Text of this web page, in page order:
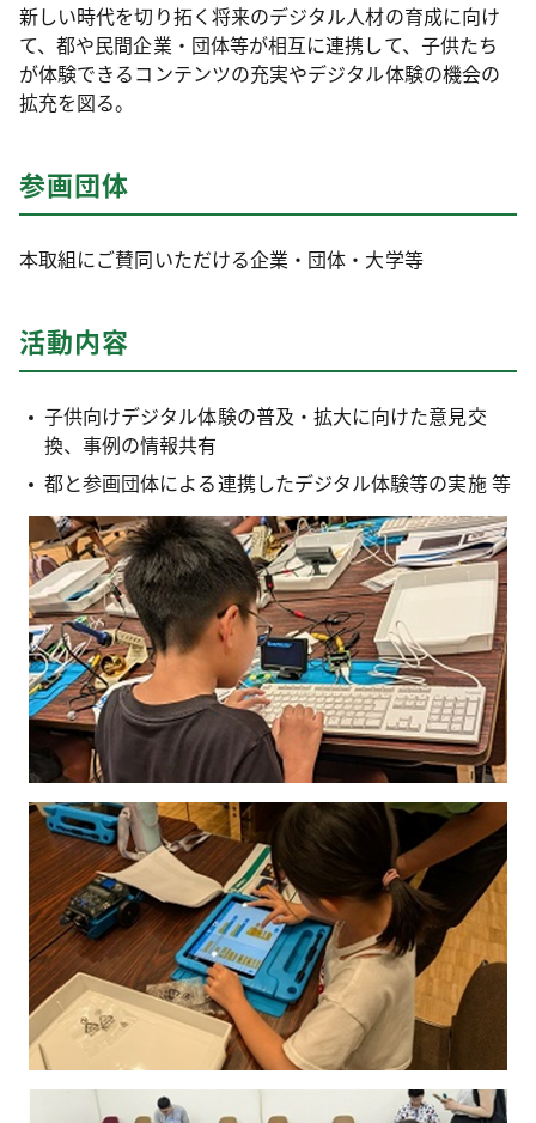
新しい時代を切り拓く将来のデジタル人材の育成に向け
て、都や民間企業・団体等が相互に連携して、子供たち
が体験できるコンテンツの充実やデジタル体験の機会の
拡充を図る。
参画団体
本取組にご賛同いただける企業・団体・大学等
活動内容
子供向けデジタル体験の普及・拡大に向けた意見交
換、事例の情報共有
都と参画団体による連携したデジタル体験等の実施 等